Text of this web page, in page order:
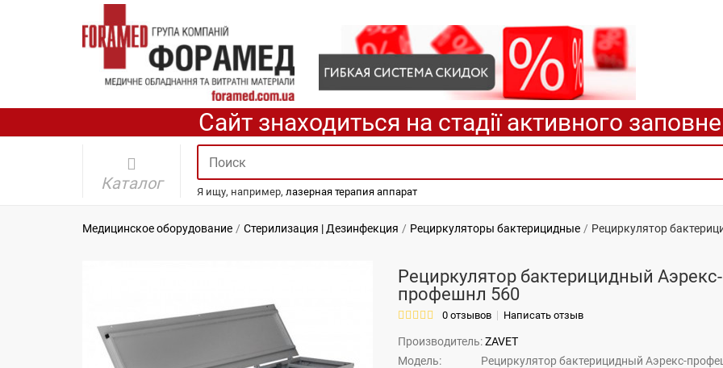
Сайт знаходиться на стадії активного
Каталог Я ищу, например, лазерная терапия аппарат
Медицинское оборудование Стерилизация | Дезинфекция Рециркуляторы бактерицидные Рециркулятор
Рециркулятор бактерицидный Аэрекс-
профешнл 560
0 отзывов Написать отзыв
Производитель: ZAVET
Модель:
Рециркулятор бактерицидный Аэрекс-